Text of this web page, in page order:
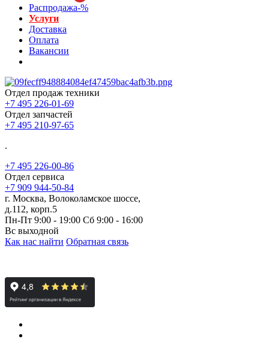
Распродажа-%
Услуги
Доставка
Оплата
Вакансии
Отдел продаж техники
+7 495 226-01-69
Отдел запчастей
+7 495 210-97-65
.
+7 495 226-00-86
Отдел сервиса
+7 909 944-50-84
г. Москва, Волоколамское шоссе,
д.112, корп.5
Пн-Пт 9:00 - 19:00 Сб 9:00 - 16:00
Вс выходной
Как нас найти Обратная связь